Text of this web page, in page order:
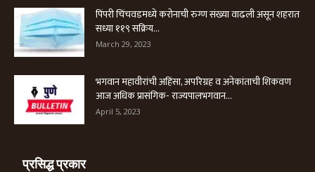
पिंपरी चिंचवडमध्ये करोनाची रुग्ण संख्या वाढली असून शहरात
सध्या ११९ सक्रिय...
March 29, 2023
भगवान महावीरांची अहिंसा, अपरिग्रह व अनेकांताची शिकवण
आज अधिक प्रासंगिक- राज्यपालभगवान...
April 5, 2023
प्रसिद्ध प्रकार